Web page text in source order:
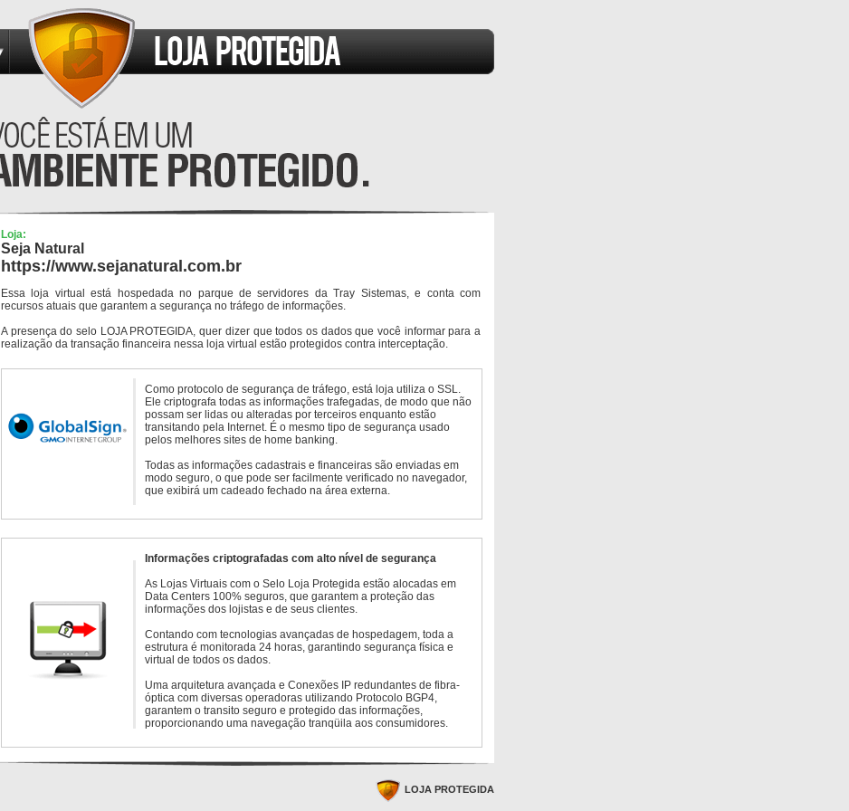
Loja:
Seja Natural
https://www.sejanatural.com.br
Essa loja virtual está hospedada no parque de servidores da Tray Sistemas, e conta com
recursos atuais que garantem a segurança no tráfego de informações.
A presença do selo LOJA PROTEGIDA, quer dizer que todos os dados que você informar para a
realização da transação financeira nessa loja virtual estão protegidos contra interceptação.
Como protocolo de segurança de tráfego, está loja utiliza o SSL.
Ele criptografa todas as informações trafegadas, de modo que não
possam ser lidas ou alteradas por terceiros enquanto estão
transitando pela Internet. É o mesmo tipo de segurança usado
pelos melhores sites de home banking.
Todas as informações cadastrais e financeiras são enviadas em
modo seguro, o que pode ser facilmente verificado no navegador,
que exibirá um cadeado fechado na área externa.
Informações criptografadas com alto nível de segurança
As Lojas Virtuais com o Selo Loja Protegida estão alocadas em
Data Centers 100% seguros, que garantem a proteção das
informações dos lojistas e de seus clientes.
Contando com tecnologias avançadas de hospedagem, toda a
estrutura é monitorada 24 horas, garantindo segurança física e
virtual de todos os dados.
Uma arquitetura avançada e Conexões IP redundantes de fibra-
óptica com diversas operadoras utilizando Protocolo BGP4,
garantem o transito seguro e protegido das informações,
proporcionando uma navegação tranqüila aos consumidores.
LOJA PROTEGIDA